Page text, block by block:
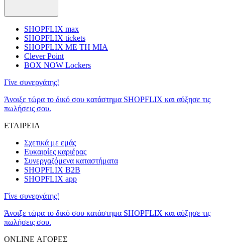
SHOPFLIX max
SHOPFLIX tickets
SHOPFLIX ΜΕ ΤΗ ΜΙΑ
Clever Point
BOX NOW Lockers
Γίνε συνεργάτης!
Άνοιξε τώρα το δικό σου κατάστημα SHOPFLIX και αύξησε τις
πωλήσεις σου.
ΕΤΑΙΡΕΙΑ
Σχετικά με εμάς
Ευκαιρίες καριέρας
Συνεργαζόμενα καταστήματα
SHOPFLIX B2B
SHOPFLIX app
Γίνε συνεργάτης!
Άνοιξε τώρα το δικό σου κατάστημα SHOPFLIX και αύξησε τις
πωλήσεις σου.
ONLINE ΑΓΟΡΕΣ